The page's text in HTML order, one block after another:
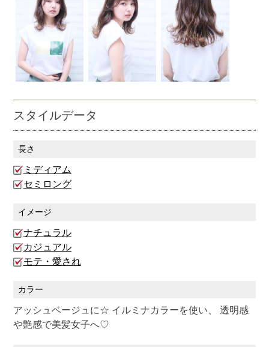
スタイルデータ
長さ
ミディアム
セミロング
イメージ
ナチュラル
カジュアル
モテ・愛され
カラー
アッシュベージュに☆ イルミナカラーを使い、 透明感
や艶感で美髪女子へ♡